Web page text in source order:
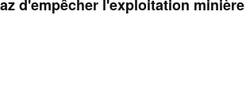
d'empêcher l'exploitation minière